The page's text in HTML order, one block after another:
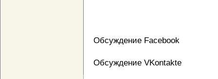
Обсуждение Facebook
Обсуждение VKontakte